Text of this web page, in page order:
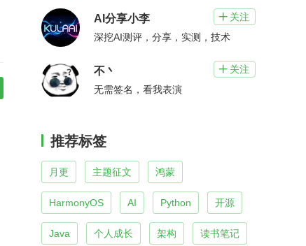
AI分享小李  关注
深挖AI测评，分享，实测，技术
不丶  关注
无需签名，看我表演
推荐标签
月更 主题征文 鸿蒙
HarmonyOS AI Python 开源
Java 个人成长 架构 读书笔记